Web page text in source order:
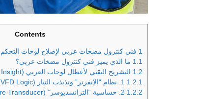
Contents
1 فني كنترول مضخات عربي لإصلاح لوحات
1.1 ما الذي يميز فني كنترول مضخات عربي؟
1.2 التشريح التقني لأعطال لوحات العربي (Technical Engineering Insight)
1.2.1
1.2.2